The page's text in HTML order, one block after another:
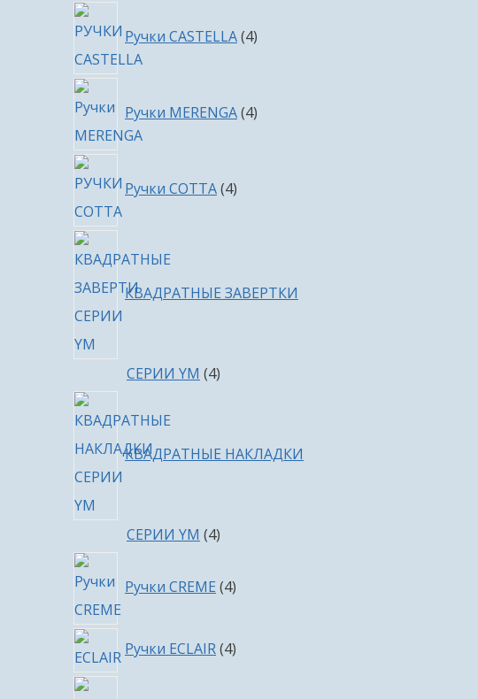
Ручки CASTELLA 4товара
Ручки MERENGA 4товара
Ручки COTTA 4товара
КВАДРАТНЫЕ ЗАВЕРТКИ
СЕРИИ YM 44
КВАДРАТНЫЕ НАКЛАДКИ
СЕРИИ YM 44
Ручки CREME 4товара
Ручки ECLAIR 44